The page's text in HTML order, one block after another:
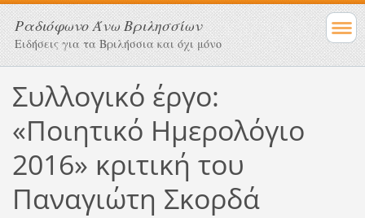
Ραδιόφωνο Άνω Βριλησσίων
Ειδήσεις για τα Βριλήσσια και όχι μόνο
Συλλογικό έργο:
«Ποιητικό Ημερολόγιο
2016» κριτική του
Παναγιώτη Σκορδά